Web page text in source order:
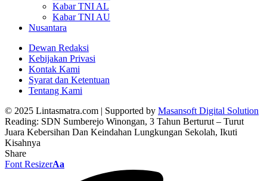
Kabar TNI AL
Kabar TNI AU
Nusantara
Dewan Redaksi
Kebijakan Privasi
Kontak Kami
Syarat dan Ketentuan
Tentang Kami
© 2025 Lintasmatra.com | Supported by Masansoft Digital Solution
Reading: SDN Sumberejo Winongan, 3 Tahun Berturut – Turut
Juara Kebersihan Dan Keindahan Lungkungan Sekolah, Ikuti
Kisahnya
Share
Font ResizerAa